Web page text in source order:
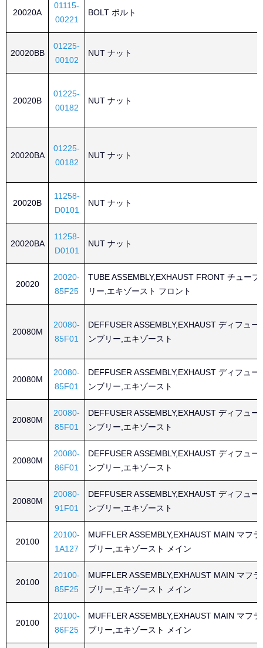
20020A
01115-
00221
BOLT ボルト
20020BB
01225-
00102
NUT ナット
20020B
01225-
00182
NUT ナット
20020BA
01225-
00182
NUT ナット
20020B
11258-
D0101
NUT ナット
20020BA
11258-
D0101
NUT ナット
20020
20020-
85F25
TUBE ASSEMBLY,EXHAUST FRONT チュー
リー,エキゾースト フロント
20080M
20080-
85F01
DEFFUSER ASSEMBLY,EXHAUST ディフュー
ンブリー,エキゾースト
20080M
20080-
85F01
DEFFUSER ASSEMBLY,EXHAUST ディフュー
ンブリー,エキゾースト
20080M
20080-
85F01
DEFFUSER ASSEMBLY,EXHAUST ディフュー
ンブリー,エキゾースト
20080M
20080-
86F01
DEFFUSER ASSEMBLY,EXHAUST ディフュー
ンブリー,エキゾースト
20080M
20080-
91F01
DEFFUSER ASSEMBLY,EXHAUST ディフュー
ンブリー,エキゾースト
20100
20100-
1A127
MUFFLER ASSEMBLY,EXHAUST MAIN マフ
ブリー,エキゾースト メイン
20100
20100-
85F25
MUFFLER ASSEMBLY,EXHAUST MAIN マフ
ブリー,エキゾースト メイン
20100
20100-
86F25
MUFFLER ASSEMBLY,EXHAUST MAIN マフ
ブリー,エキゾースト メイン